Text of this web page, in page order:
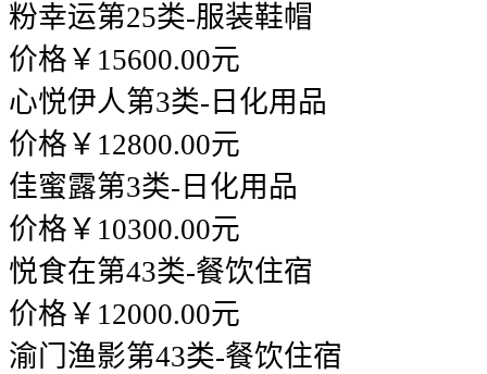
粉幸运第25类-服装鞋帽
价格￥15600.00元
心悦伊人第3类-日化用品
价格￥12800.00元
佳蜜露第3类-日化用品
价格￥10300.00元
悦食在第43类-餐饮住宿
价格￥12000.00元
渝门渔影第43类-餐饮住宿